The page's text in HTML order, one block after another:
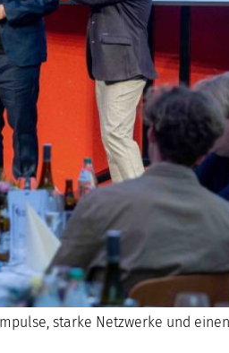
starke Netzwerke und